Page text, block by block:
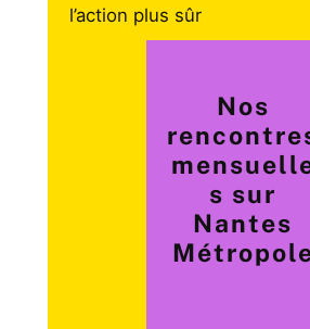
l’action plus sûr
Nos
s sur
Nantes